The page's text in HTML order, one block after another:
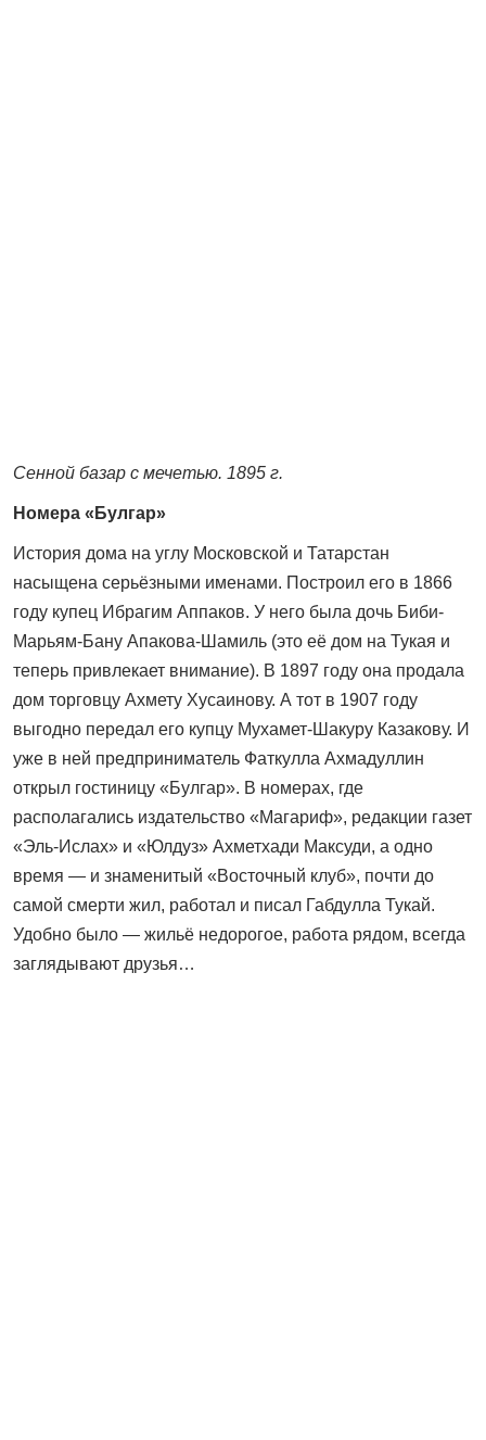
Сенной базар с мечетью. 1895 г.
Номера «Булгар»
История дома на углу Московской и Татарстан
насыщена серьёзными именами. Построил его в 1866
году купец Ибрагим Аппаков. У него была дочь Биби-
Марьям-Бану Апакова-Шамиль (это её дом на Тукая и
теперь привлекает внимание). В 1897 году она продала
дом торговцу Ахмету Хусаинову. А тот в 1907 году
выгодно передал его купцу Мухамет-Шакуру Казакову. И
уже в ней предприниматель Фаткулла Ахмадуллин
открыл гостиницу «Булгар». В номерах, где
располагались издательство «Магариф», редакции газет
«Эль-Ислах» и «Юлдуз» Ахметхади Максуди, а одно
время — и знаменитый «Восточный клуб», почти до
самой смерти жил, работал и писал Габдулла Тукай.
Удобно было — жильё недорогое, работа рядом, всегда
заглядывают друзья…